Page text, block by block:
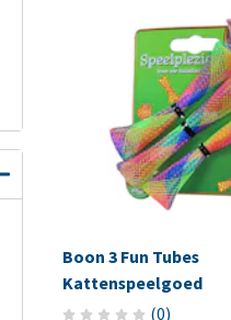
Boon 3 Fun Tubes
Kattenspeelgoed
(0)